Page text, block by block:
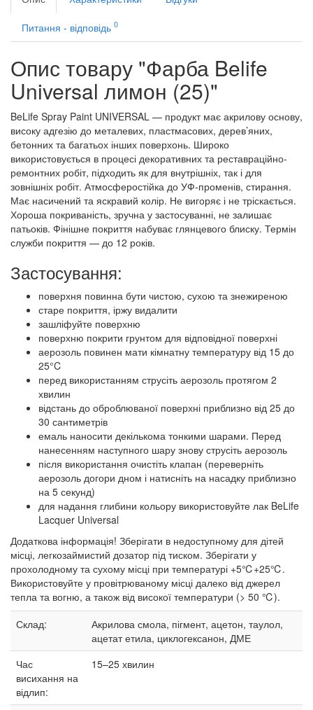
Питання - відповідь 0
Опис товару "Фарба Belife
Universal лимон (25)"
BeLife Spray Paint UNIVERSAL — продукт має акрилову основу,
високу адгезію до металевих, пластмасових, дерев’яних,
бетонних та багатьох інших поверхонь. Широко
використовується в процесі декоративних та реставраційно-
ремонтних робіт, підходить як для внутрішніх, так і для
зовнішніх робіт. Атмосферостійка до УФ-променів, стирання.
Має насичений та яскравий колір. Не вигоряє і не тріскається.
Хороша покриваність, зручна у застосуванні, не залишає
патьоків. Фінішне покриття набуває глянцевого блиску. Термін
служби покриття — до 12 років.
Застосування:
поверхня повинна бути чистою, сухою та знежиреною
старе покриття, іржу видалити
зашліфуйте поверхню
поверхню покрити грунтом для відповідної поверхні
аерозоль повинен мати кімнатну температуру від 15 до
25°C
перед використанням струсіть аерозоль протягом 2
хвилин
відстань до оброблюваної поверхні приблизно від 25 до
30 сантиметрів
емаль наносити декількома тонкими шарами. Перед
нанесенням наступного шару знову струсіть аерозоль
після використання очистіть клапан (переверніть
аерозоль догори дном і натисніть на насадку приблизно
на 5 секунд)
для надання глибини кольору використовуйте лак BeLife
Lacquer Universal
Додаткова інформація! Зберігати в недоступному для дітей
місці, легкозаймистий дозатор під тиском. Зберігати у
прохолодному та сухому місці при температурі +5℃+25℃.
Використовуйте у провітрюваному місці далеко від джерел
тепла та вогню, а також від високої температури (> 50 ℃).
Склад:
Акрилова смола, пігмент, ацетон, таулол,
ацетат етила, циклогексанон, ДМЕ
Час
висихання на
відлип:
15–25 хвилин